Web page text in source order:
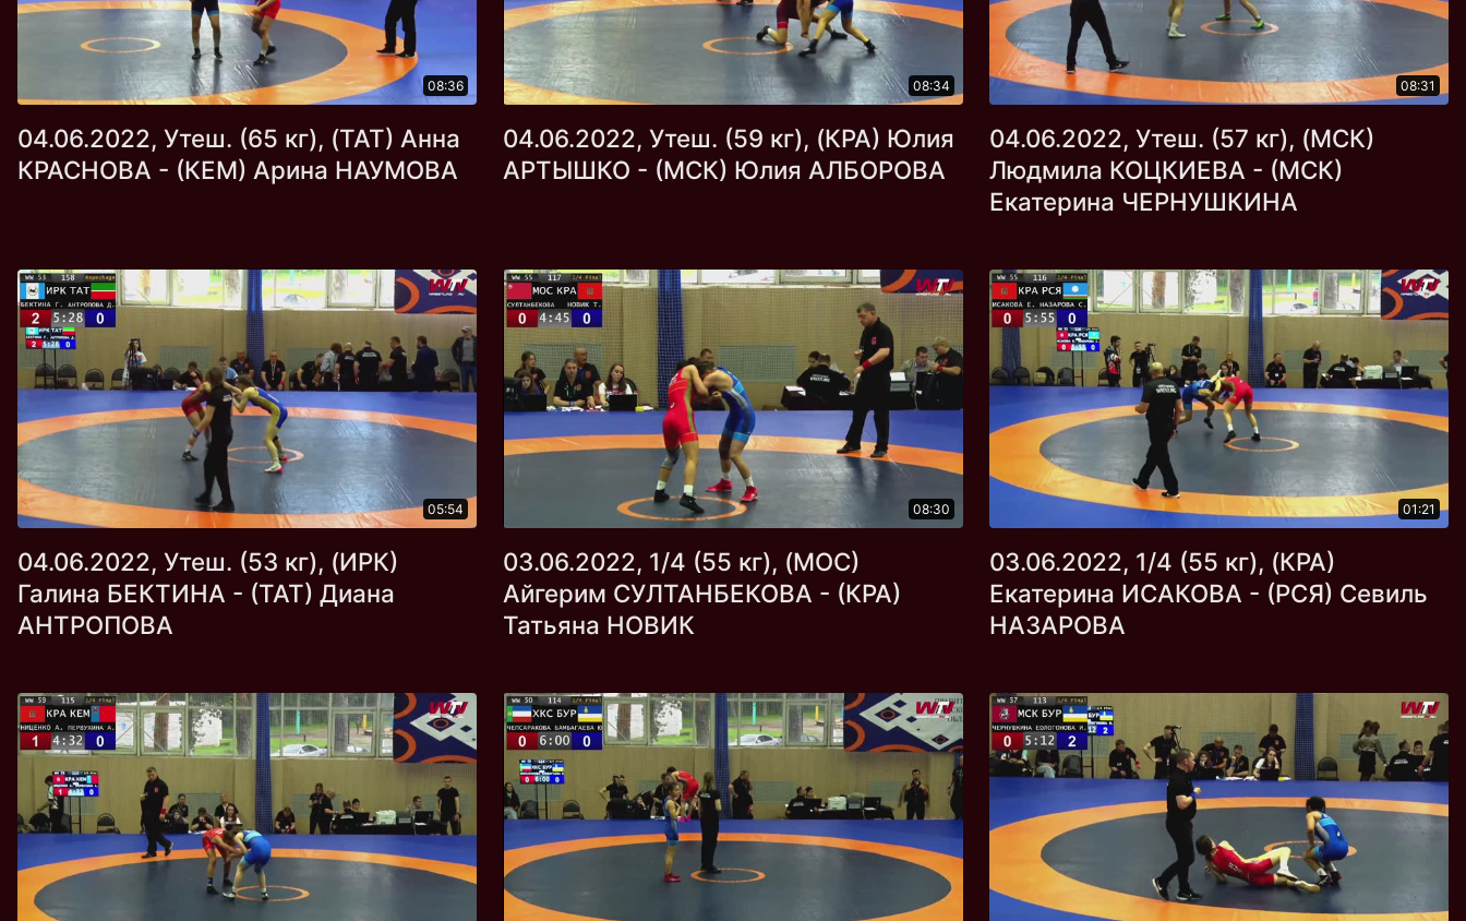
08:36
04.06.2022, Утеш. (65 кг), (ТАТ) Анна
КРАСНОВА - (КЕМ) Арина НАУМОВА
08:34
04.06.2022, Утеш. (59 кг), (КРА) Юлия
АРТЫШКО - (МСК) Юлия АЛБОРОВА
08:31
04.06.2022, Утеш. (57 кг), (МСК)
Людмила КОЦКИЕВА - (МСК)
Екатерина ЧЕРНУШКИНА
05:54
04.06.2022, Утеш. (53 кг), (ИРК)
Галина БЕКТИНА - (ТАТ) Диана
АНТРОПОВА
08:30
03.06.2022, 1/4 (55 кг), (МОС)
Айгерим СУЛТАНБЕКОВА - (КРА)
Татьяна НОВИК
01:21
03.06.2022, 1/4 (55 кг), (КРА)
Екатерина ИСАКОВА - (РСЯ) Севиль
НАЗАРОВА